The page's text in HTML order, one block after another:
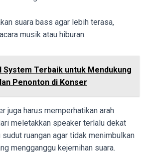
suara bass agar lebih terasa,
musik atau hiburan.
System Terbaik untuk Mendukung
Penonton di Konser
juga harus memperhatikan arah
meletakkan speaker terlalu dekat
ruangan agar tidak menimbulkan
mengganggu kejernihan suara.